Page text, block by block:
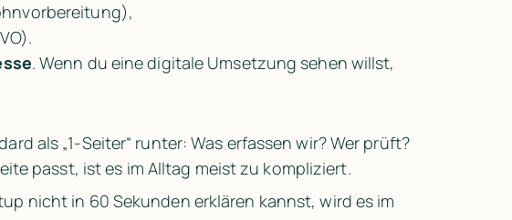
. Wenn du eine digitale Umsetzung sehen willst,
als „1-Seiter“ runter: Was erfassen wir? Wer prüft?
passt, ist es im Alltag meist zu kompliziert.
nicht in 60 Sekunden erklären kannst, wird es im